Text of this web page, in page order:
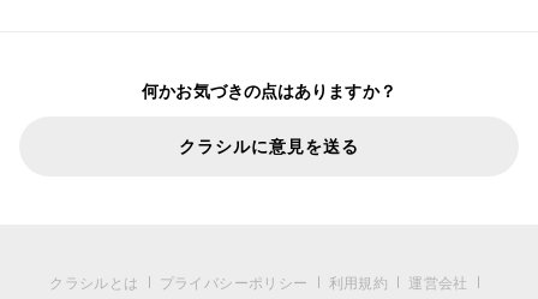
何かお気づきの点はありますか？
クラシルに意見を送る
クラシルとは プライバシーポリシー 利用規約
運営会社